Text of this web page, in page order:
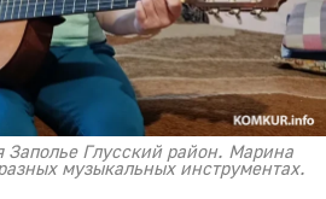
Заполье Глусский район. Марина
музыкальных инструментах.